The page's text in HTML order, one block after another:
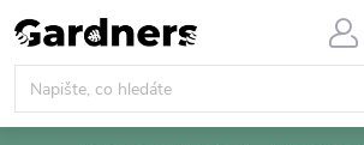
Přejít
na
obsah